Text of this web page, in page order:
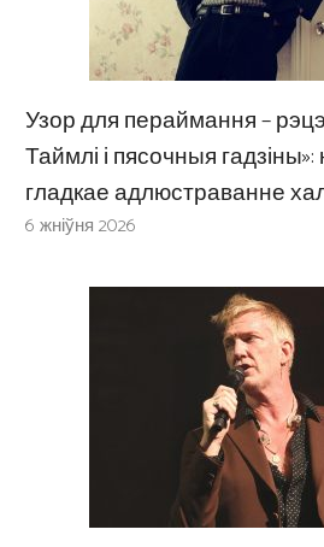
Узор для пераймання –
Таймлі і пясочныя
гладкае адлюстраванне
6 жніўня 2026